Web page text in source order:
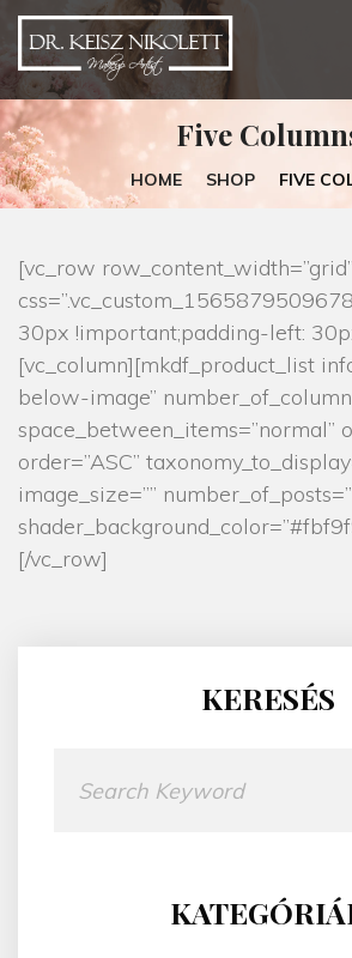
Five
HOME SHOP FIVE
[vc_row row_content_width=”grid”
30px !important;padding-left:
[vc_column][mkdf_product_list
below-image”
space_between_items=”normal”
order=”ASC”
image_size=””
[/vc_row]
KERESÉS